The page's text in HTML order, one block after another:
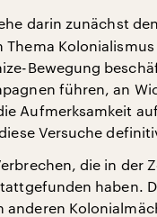
darin zunächst
Thema
Bewegung
führen, an
Aufmerksamkeit
Versuche
die in der
haben.
anderen